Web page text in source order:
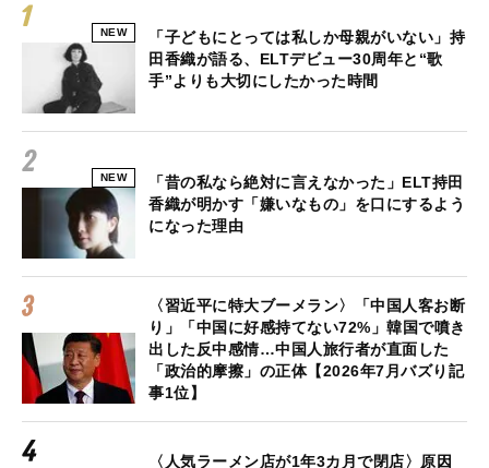
NEW
「子どもにとっては私しか母親がいない」持
田香織が語る、ELTデビュー30周年と“歌
手”よりも大切にしたかった時間
NEW
「昔の私なら絶対に言えなかった」ELT持田
香織が明かす「嫌いなもの」を口にするよう
になった理由
〈習近平に特大ブーメラン〉「中国人客お断
り」「中国に好感持てない72%」韓国で噴き
出した反中感情…中国人旅行者が直面した
「政治的摩擦」の正体【2026年7月バズり記
事1位】
〈人気ラーメン店が1年3カ月で閉店〉原因